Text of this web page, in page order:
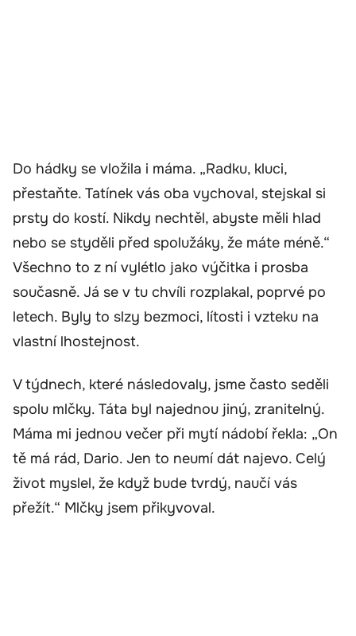
Do hádky se vložila i máma. „Radku, kluci,
přestaňte. Tatínek vás oba vychoval, stejskal si
prsty do kostí. Nikdy nechtěl, abyste měli hlad
nebo se styděli před spolužáky, že máte méně.“
Všechno to z ní vylétlo jako výčitka i prosba
současně. Já se v tu chvíli rozplakal, poprvé po
letech. Byly to slzy bezmoci, lítosti i vzteku na
vlastní lhostejnost.
V týdnech, které následovaly, jsme často seděli
spolu mlčky. Táta byl najednou jiný, zranitelný.
Máma mi jednou večer při mytí nádobí řekla: „On
tě má rád, Dario. Jen to neumí dát najevo. Celý
život myslel, že když bude tvrdý, naučí vás
přežít.“ Mlčky jsem přikyvoval.